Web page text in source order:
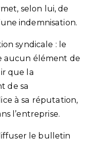
selon lui, de
indemnisation.
syndicale : le
aucun élément de
que la
de sa
à sa réputation,
l’entreprise.
le bulletin